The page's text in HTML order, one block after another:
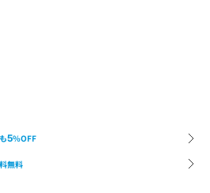
5%OFF
無料